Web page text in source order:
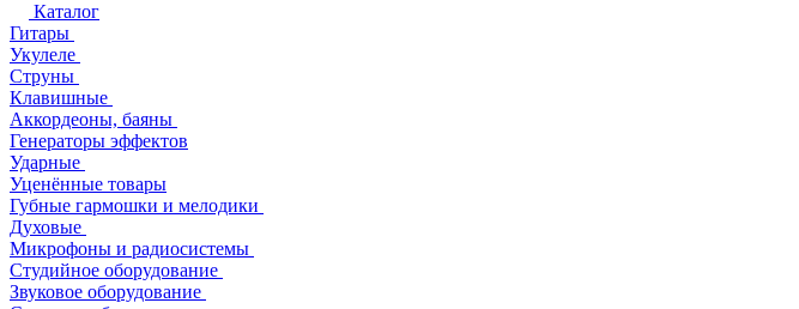
Каталог
Гитары
Укулеле
Струны
Клавишные
Аккордеоны, баяны
Генераторы эффектов
Ударные
Уценённые товары
Губные гармошки и мелодики
Духовые
Микрофоны и радиосистемы
Студийное оборудование
Звуковое оборудование